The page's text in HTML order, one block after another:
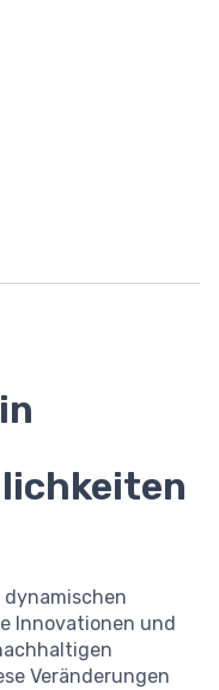
Innovationen und
Veränderungen